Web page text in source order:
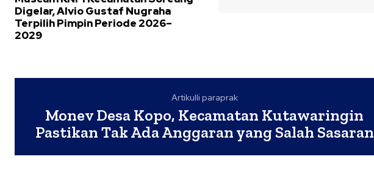
Digelar, Alvio Gustaf Nugraha
Terpilih Pimpin Periode 2026–
2029
Artikulli paraprak
Monev Desa Kopo, Kecamatan Kutawaringin
Pastikan Tak Ada Anggaran yang Salah Sasaran